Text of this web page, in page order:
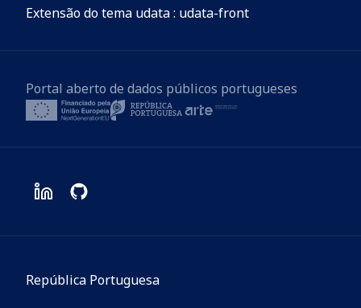
Extensão do tema udata : udata-front
Portal aberto de dados públicos portugueses
República Portuguesa